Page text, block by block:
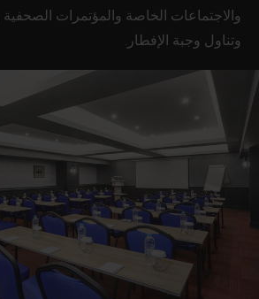
والاجتماعات الخاصة والمؤتمرات
وتناول وجبة الإفطار.